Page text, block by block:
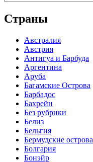
Страны
Австралия
Австрия
Антигуа и Барбуда
Аргентина
Аруба
Багамские Острова
Барбадос
Бахрейн
Без рубрики
Белиз
Бельгия
Бермудские острова
Болгария
Бонэйр